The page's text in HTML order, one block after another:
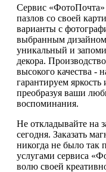
Сервис «ФотоПочта»
пазлов со своей
варианты с
выбранным
уникальный и
декора.
высокого качества -
гарантируем
преобразуя ваши
воспоминания.
Не откладывайте на
сегодня. Заказать
никогда не было так
услугами сервиса
волю своей